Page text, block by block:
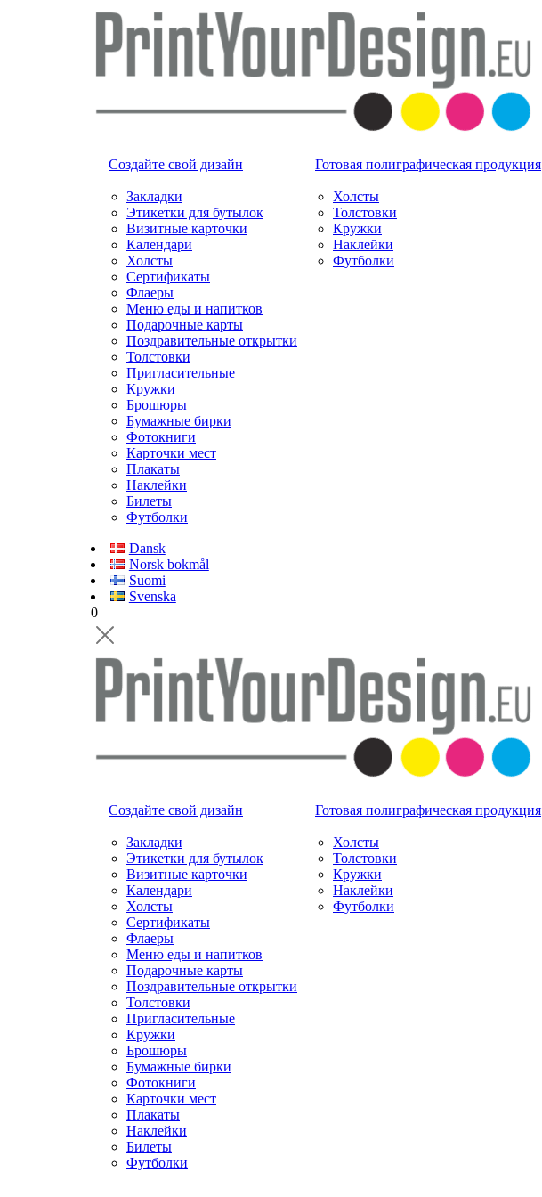
Создайте свой дизайн
Закладки
Этикетки для бутылок
Визитные карточки
Календари
Холсты
Сертификаты
Флаеры
Меню еды и напитков
Подарочные карты
Поздравительные открытки
Толстовки
Пригласительные
Кружки
Брошюры
Бумажные бирки
Фотокниги
Карточки мест
Плакаты
Наклейки
Билеты
Футболки
Готовая полиграфическая продукция
Холсты
Толстовки
Кружки
Наклейки
Футболки
Dansk
Norsk bokmål
Suomi
Svenska
0
Создайте свой дизайн
Закладки
Этикетки для бутылок
Визитные карточки
Календари
Холсты
Сертификаты
Флаеры
Меню еды и напитков
Подарочные карты
Поздравительные открытки
Толстовки
Пригласительные
Кружки
Брошюры
Бумажные бирки
Фотокниги
Карточки мест
Плакаты
Наклейки
Билеты
Футболки
Готовая полиграфическая продукция
Холсты
Толстовки
Кружки
Наклейки
Футболки